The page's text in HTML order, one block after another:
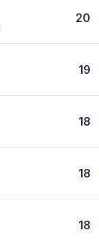
20
19
18
18
18